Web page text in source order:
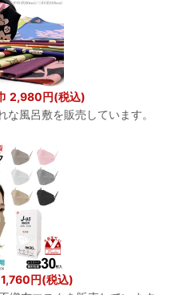
2,980円(税込)
風呂敷を販売しています。
円(税込)